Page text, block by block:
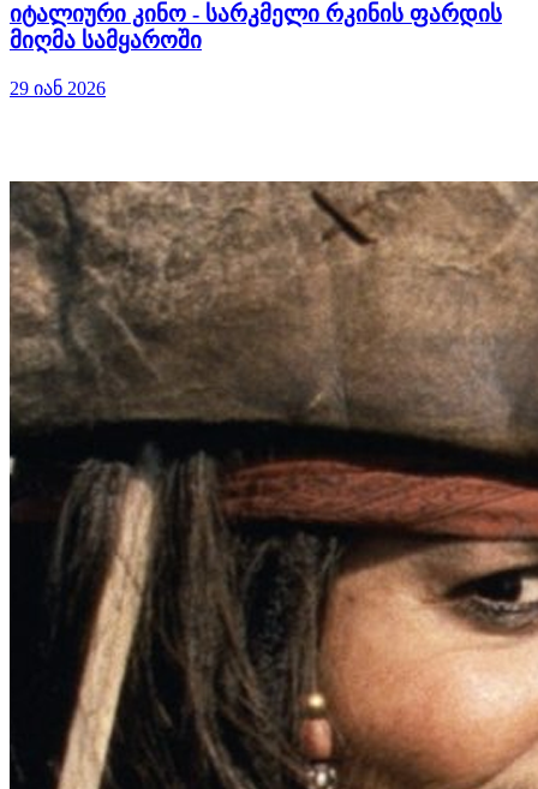
იტალიური კინო - სარკმელი რკინის ფარდის
მიღმა სამყაროში
29 იან 2026